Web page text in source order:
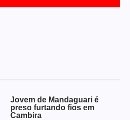
Jovem de Mandaguari é
preso furtando fios em
Cambira